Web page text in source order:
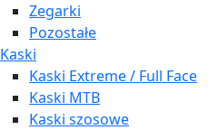
Zegarki
Pozostałe
Kaski
Kaski Extreme / Full Face
Kaski MTB
Kaski szosowe